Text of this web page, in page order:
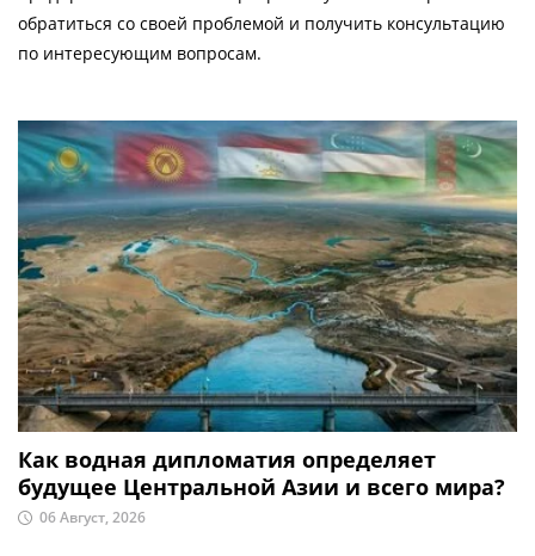
обратиться со своей проблемой и получить консультацию
по интересующим вопросам.
Как водная дипломатия определяет
будущее Центральной Азии и всего мира?
06 Август, 2026